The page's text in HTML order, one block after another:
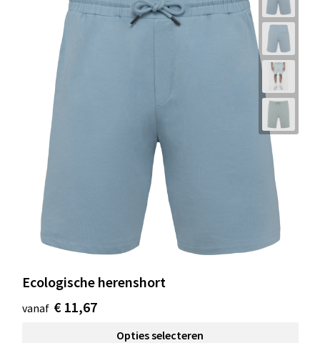
Ecologische herenshort
vanaf € 11,67
Opties selecteren